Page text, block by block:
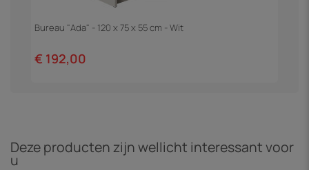
Bureau "Ada" - 120 x 75 x 55 cm - Wit
€ 192,00
Deze producten zijn wellicht interessant voor
u